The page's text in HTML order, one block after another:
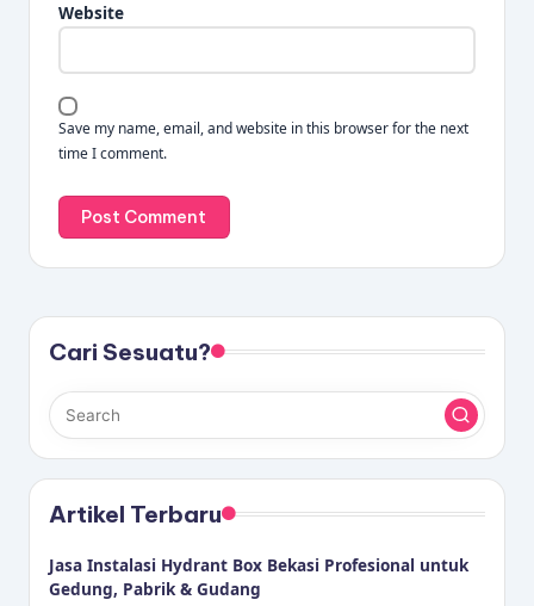
Website
Save my name, email, and website in this browser for the next
time I comment.
Cari Sesuatu?
Artikel Terbaru
Jasa Instalasi Hydrant Box Bekasi Profesional untuk
Gedung, Pabrik & Gudang